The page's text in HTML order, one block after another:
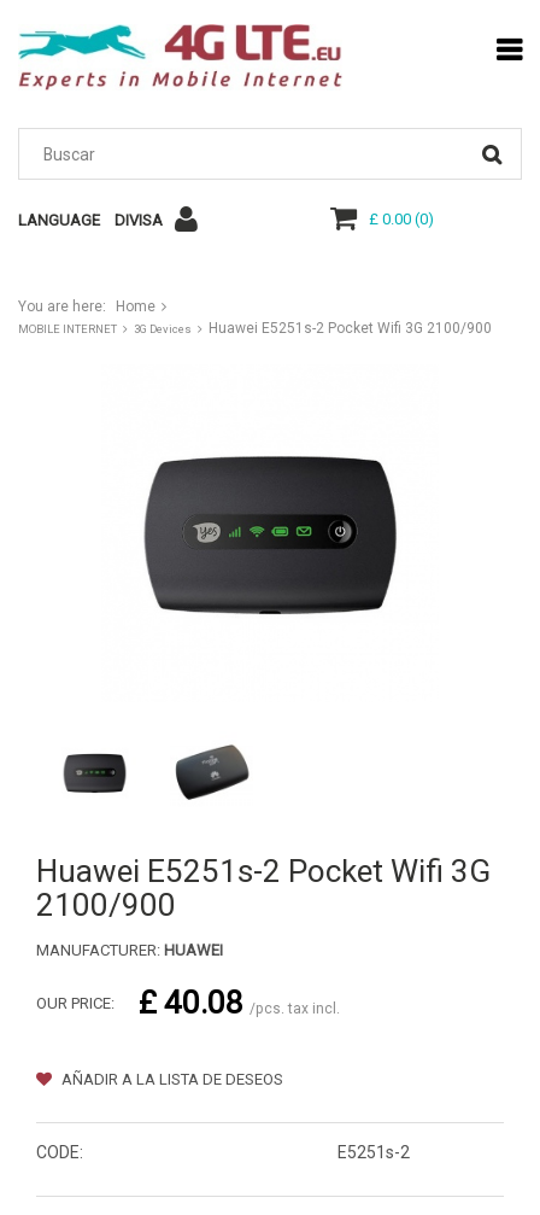
LANGUAGE DIVISA £ 0.00(0)
You are here: Home
MOBILE INTERNET 3G Devices Huawei E5251s-2 Pocket Wifi 3G 2100/900
Huawei E5251s-2 Pocket Wifi 3G
2100/900
MANUFACTURER: HUAWEI
OUR PRICE: £ 40.08 /pcs. tax incl.
AÑADIR A LA LISTA DE DESEOS
CODE: E5251s-2